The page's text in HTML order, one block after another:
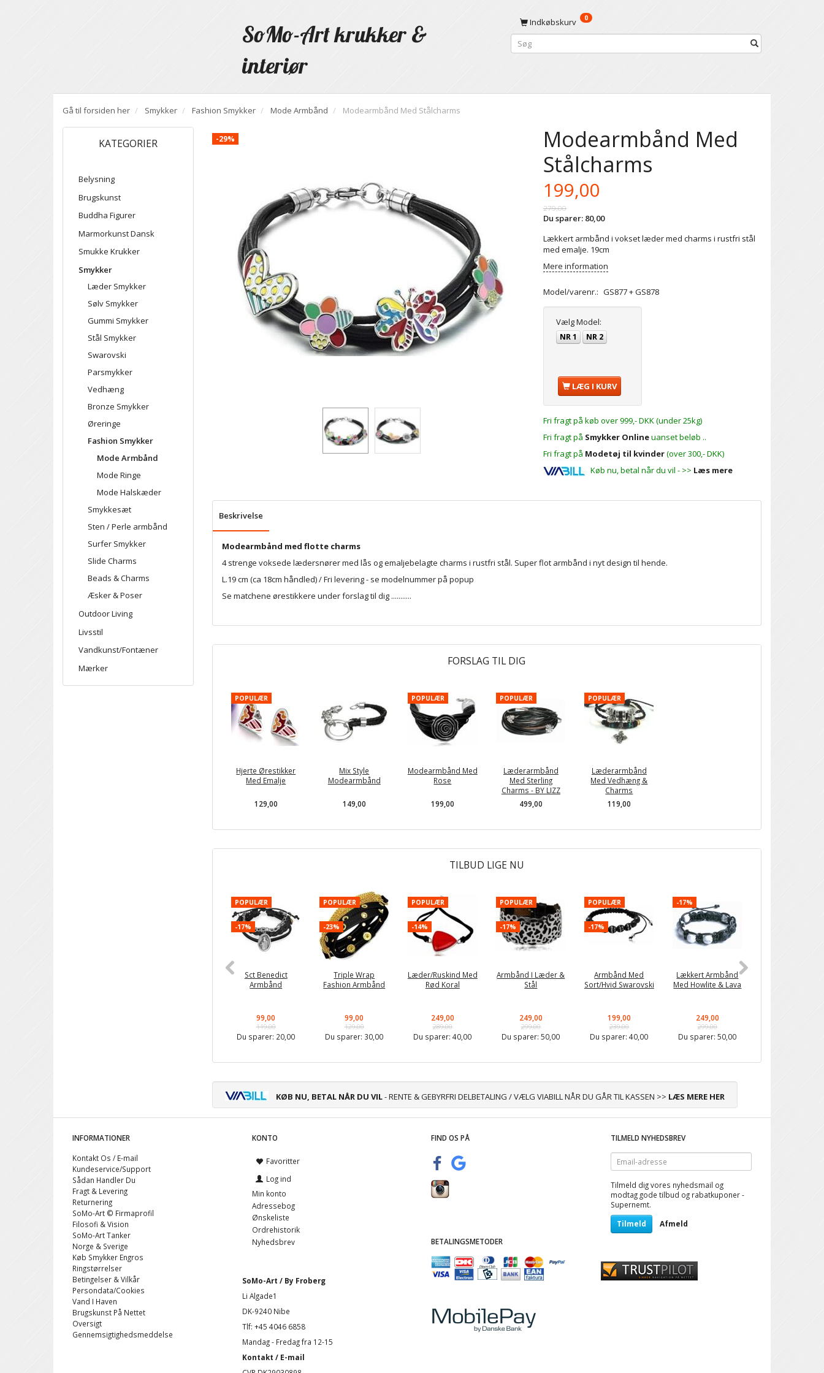
SoMo-Art krukker &
interiør
Indkøbskurv 0
Gå til forsiden her Smykker Fashion Smykker Mode Armbånd Modearmbånd Med Stålcharms
KATEGORIER
Belysning
Brugskunst
Buddha Figurer
Marmorkunst Dansk
Smukke Krukker
Smykker
Læder Smykker
Sølv Smykker
Gummi Smykker
Stål Smykker
Swarovski
Parsmykker
Vedhæng
Bronze Smykker
Øreringe
Fashion Smykker
Mode Armbånd
Mode Ringe
Mode Halskæder
Smykkesæt
Sten / Perle armbånd
Surfer Smykker
Slide Charms
Beads & Charms
Æsker & Poser
Outdoor Living
Livsstil
Vandkunst/Fontæner
Mærker
-29%
Modearmbånd Med
Stålcharms
199,00
279,00
Du sparer: 80,00
Lækkert armbånd i vokset læder med charms i rustfri stål
med emalje. 19cm
Mere information
Model/varenr.: GS877 + GS878
VælgModel:
NR 1 NR 2
LÆG I KURV
Fri fragt på køb over 999,- DKK (under 25kg)
Fri fragt på Smykker Onlineuanset beløb ..
Fri fragt på Modetøj til kvinder(over 300,- DKK)
Køb nu, betal når du vil - >> Læs mere
Beskrivelse
Modearmbånd med flotte charms
4 strenge voksede lædersnører med lås og emaljebelagte charms i rustfri stål. Super flot armbånd i nyt design til hende.
L.19 cm (ca 18cm håndled) / Fri levering - se modelnummer på popup
Se matchene ørestikkere under forslag til dig ...........
FORSLAG TIL DIG
POPULÆR
Hjerte Ørestikker
Med Emalje
129,00
Mix Style
Modearmbånd
149,00
POPULÆR
Modearmbånd Med
Rose
199,00
POPULÆR
Læderarmbånd
Med Sterling
Charms - BY LIZZ
499,00
POPULÆR
Læderarmbånd
Med Vedhæng &
Charms
119,00
TILBUD LIGE NU
POPULÆR
-17%
Sct Benedict
Armbånd
99,00
119,00
Du sparer: 20,00
POPULÆR
-23%
Triple Wrap
Fashion Armbånd
99,00
129,00
Du sparer: 30,00
POPULÆR
-14%
Læder/Ruskind Med
Rød Koral
249,00
289,00
Du sparer:40,00
POPULÆR
-17%
Armbånd I Læder &
Stål
249,00
299,00
Du sparer:50,00
POPULÆR
-17%
Armbånd Med
Sort/Hvid Swarovski
199,00
239,00
Du sparer:40,00
-17%
Lækkert Armbånd
Med Howlite & Lava
249,00
299,00
Du sparer:50,00
KØB NU, BETAL NÅR DU VIL- RENTE & GEBYRFRI DELBETALING / VÆLG VIABILL NÅR DU GÅR TIL KASSEN >> LÆS MERE HER
INFORMATIONER
Kontakt Os / E-mail
Kundeservice/Support
Sådan Handler Du
Fragt & Levering
Returnering
SoMo-Art © Firmaprofil
Filosofi & Vision
SoMo-Art Tanker
Norge & Sverige
Køb Smykker Engros
Ringstørrelser
Betingelser & Vilkår
Persondata/Cookies
Vand I Haven
Brugskunst På Nettet
Oversigt
Gennemsigtighedsmeddelse
KONTO
Favoritter
Log ind
Min konto
Adressebog
Ønskeliste
Ordrehistorik
Nyhedsbrev
SoMo-Art / By Froberg
Li Algade1
DK-9240 Nibe
Tlf: +45 4046 6858
Mandag - Fredag fra 12-15
Kontakt / E-mail
FIND OS PÅ
BETALINGSMETODER
TILMELD NYHEDSBREV
Email-
adresse
Tilmeld dig vores nyhedsmail og
modtag gode tilbud og rabatkuponer -
Supernemt.
Tilmeld Afmeld